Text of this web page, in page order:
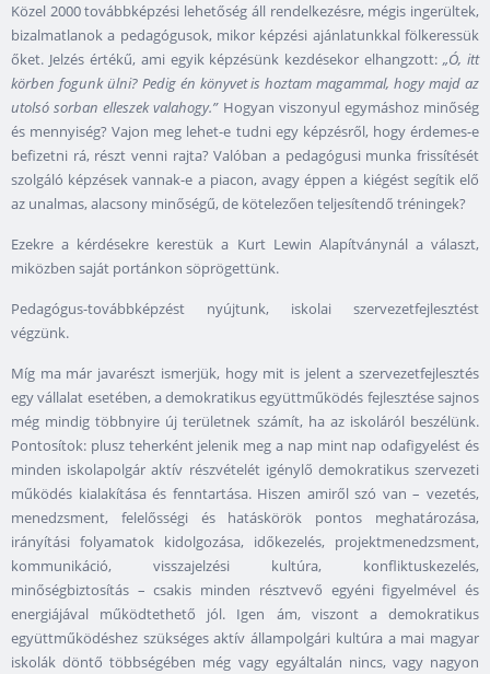
Közel 2000 továbbképzési lehetőség áll rendelkezésre, mégis ingerültek,
bizalmatlanok a pedagógusok, mikor képzési ajánlatunkkal fölkeressük
őket. Jelzés értékű, ami egyik képzésünk kezdésekor elhangzott:„Ó, itt
körben fogunk ülni? Pedig én könyvet is hoztam magammal, hogy majd az
utolsó sorban elleszek valahogy.”Hogyan viszonyul egymáshoz minőség
és mennyiség? Vajon meg lehet-e tudni egy képzésről, hogy érdemes-e
befizetni rá, részt venni rajta? Valóban a pedagógusi munka frissítését
szolgáló képzések vannak-e a piacon, avagy éppen a kiégést segítik elő
az unalmas, alacsony minőségű, de kötelezően teljesítendő tréningek?
Ezekre a kérdésekre kerestük a Kurt Lewin Alapítványnál a választ,
miközben saját portánkon söprögettünk.
Pedagógus-továbbképzést nyújtunk, iskolai szervezetfejlesztést
végzünk.
Míg ma már javarészt ismerjük, hogy mit is jelent a szervezetfejlesztés
egy vállalat esetében, a demokratikus együttműködés fejlesztése sajnos
még mindig többnyire új területnek számít, ha az iskoláról beszélünk.
Pontosítok: plusz teherként jelenik meg a nap mint nap odafigyelést és
minden iskolapolgár aktív részvételét igénylő demokratikus szervezeti
működés kialakítása és fenntartása. Hiszen amiről szó van – vezetés,
menedzsment, felelősségi és hatáskörök pontos meghatározása,
irányítási folyamatok kidolgozása, időkezelés, projektmenedzsment,
kommunikáció, visszajelzési kultúra, konfliktuskezelés,
minőségbiztosítás – csakis minden résztvevő egyéni figyelmével és
energiájával működtethető jól. Igen ám, viszont a demokratikus
együttműködéshez szükséges aktív állampolgári kultúra a mai magyar
iskolák döntő többségében még vagy egyáltalán nincs, vagy nagyon